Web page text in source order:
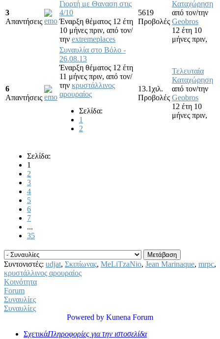
3
Απαντήσεις
Γιορτή με Θαναση στις
4/10
Έναρξη θέματος 12 έτη
10 μήνες πριν, από τον/
την extremeplaces
5619
Προβολές
Καταχώρηση
από τον/την
Geobros
12 έτη 10
μήνες πριν,
6
Απαντήσεις
Συναυλία στο Βόλο -
26.08.13
Έναρξη θέματος 12 έτη
11 μήνες πριν, από τον/
την κρυστάλλινος
αρουραίος
Σελίδα:
1
2
13.1χιλ.
Προβολές
Τελευταία
Καταχώρηση
από τον/την
Geobros
12 έτη 10
μήνες πριν,
Σελίδα:
1
2
3
4
5
6
7
...
35
Συντονιστές: udjat, Σκιπίωνας, MeLiTzaNio, Jean Marinaque, mrpc,
κρυστάλλινος αρουραίος
Κοινότητα
Forum
Συναυλίες
Συναυλίες
Powered by Kunena Forum
ΣχετικάΠληροφορίες για την ιστοσελίδα